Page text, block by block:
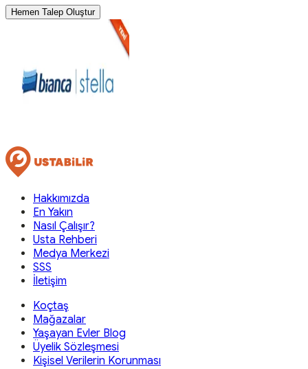
Hemen Talep Oluştur
Hakkımızda
En Yakın
Nasıl Çalışır?
Usta Rehberi
Medya Merkezi
SSS
İletişim
Koçtaş
Mağazalar
Yaşayan Evler Blog
Üyelik Sözleşmesi
Kişisel Verilerin Korunması